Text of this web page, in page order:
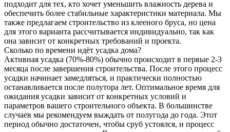
подходит для тех, кто хочет уменьшить влажность дерева и
обеспечить более стабильные характеристики материала. Мы
также предлагаем строительство из клееного бруса, но цена
для этого варианта рассчитывается индивидуально, так как
она зависит от конкретных требований и проекта.
Сколько по времени идёт усадка дома?
Активная усадка (70%-80%) обычно происходит в первые 2-3
месяца после завершения строительства. После этого процесс
усадки начинает замедляться, и практически полностью
останавливается после полутора лет. Оптимальное время для
ожидания усадки зависит от конкретных условий и
параметров вашего строительного объекта. В большинстве
случаев мы рекомендуем выждать от полугода до года. Этот
период обычно достаточен, чтобы сруб устоялся, и процесс